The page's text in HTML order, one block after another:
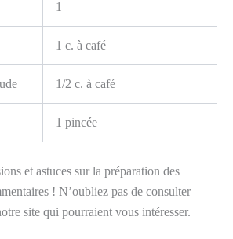
1
1 c. à café
1/2 c. à café
1 pincée
et astuces sur la préparation des
! N’oubliez pas de consulter
site qui pourraient vous intéresser.